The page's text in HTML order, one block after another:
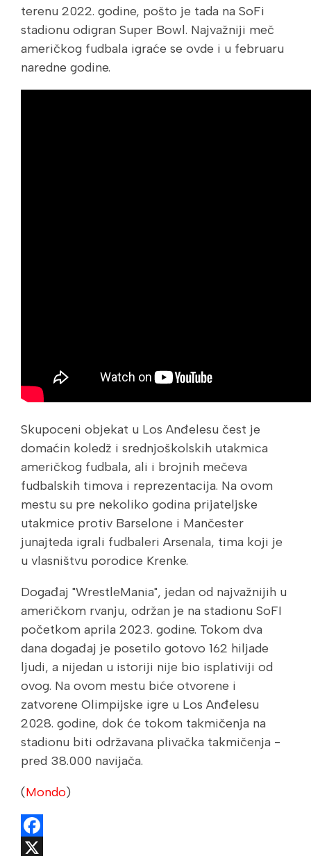
terenu 2022. godine, pošto je tada na SoFi
stadionu odigran Super Bowl. Najvažniji meč
američkog fudbala igraće se ovde i u februaru
naredne godine.
Skupoceni objekat u Los Anđelesu čest je
domaćin koledž i srednjoškolskih utakmica
američkog fudbala, ali i brojnih mečeva
fudbalskih timova i reprezentacija. Na ovom
mestu su pre nekoliko godina prijateljske
utakmice protiv Barselone i Mančester
junajteda igrali fudbaleri Arsenala, tima koji je
u vlasništvu porodice Krenke.
Događaj "WrestleMania", jedan od najvažnijih u
američkom rvanju, održan je na stadionu SoFI
početkom aprila 2023. godine. Tokom dva
dana događaj je posetilo gotovo 162 hiljade
ljudi, a nijedan u istoriji nije bio isplativiji od
ovog. Na ovom mestu biće otvorene i
zatvorene Olimpijske igre u Los Anđelesu
2028. godine, dok će tokom takmičenja na
stadionu biti održavana plivačka takmičenja -
pred 38.000 navijača.
(Mondo)
Facebook